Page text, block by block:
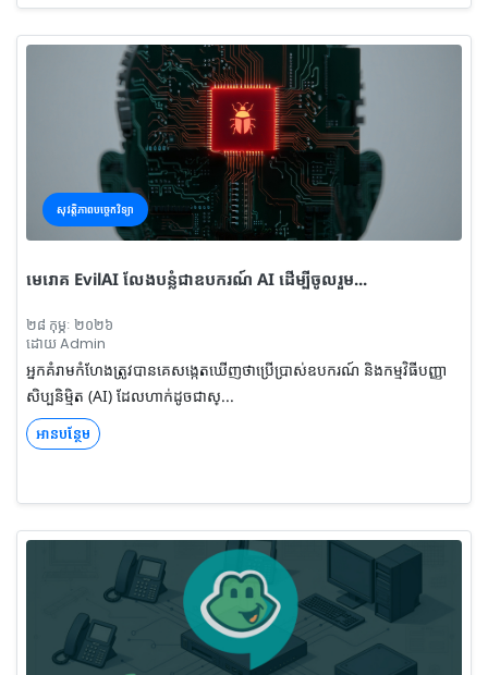
សុវត្តិភាពបច្ចេកវិទ្យា
មេរោគ EvilAI លែងបន្លំជាឧបករណ៍ AI ដើម្បីចូលរួម...
២៨ កុម្ភៈ ២០២៦
ដោយ Admin
អ្នកគំរាមកំហែងត្រូវបានគេសង្កេតឃើញថាប្រើប្រាស់ឧបករណ៍ និងកម្មវិធីបញ្ញា
សិប្បនិម្មិត (AI) ដែលហាក់ដូចជាស្...
អានបន្ថែម